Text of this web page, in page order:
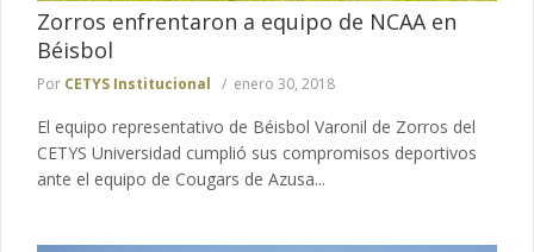
Zorros enfrentaron a equipo de NCAA en
Béisbol
Por CETYS Institucional enero 30, 2018
El equipo representativo de Béisbol Varonil de Zorros del
CETYS Universidad cumplió sus compromisos deportivos
ante el equipo de Cougars de Azusa...